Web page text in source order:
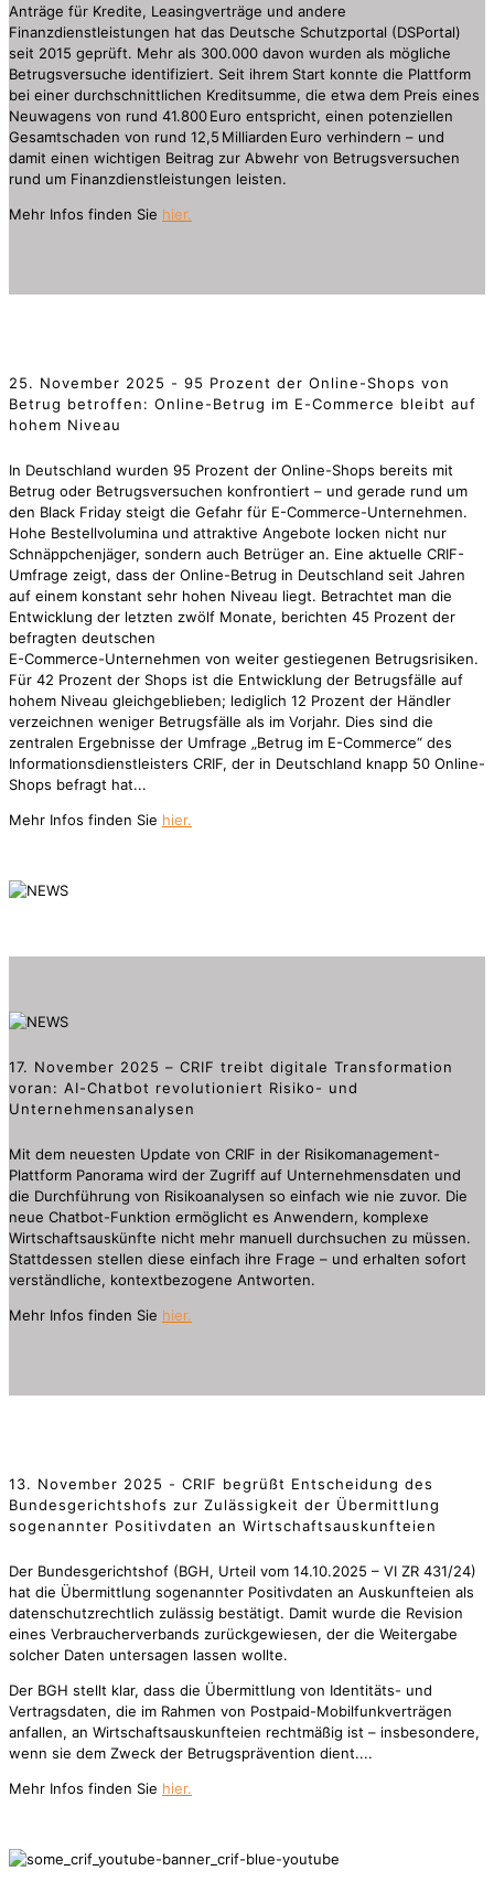
Anträge für Kredite, Leasingverträge und andere
Finanzdienstleistungen hat das Deutsche Schutzportal (DSPortal)
seit 2015 geprüft. Mehr als 300.000 davon wurden als mögliche
Betrugsversuche identifiziert. Seit ihrem Start konnte die Plattform
bei einer durchschnittlichen Kreditsumme, die etwa dem Preis eines
Neuwagens von rund 41.800 Euro entspricht, einen potenziellen
Gesamtschaden von rund 12,5 Milliarden Euro verhindern – und
damit einen wichtigen Beitrag zur Abwehr von Betrugsversuchen
rund um Finanzdienstleistungen leisten.
Mehr Infos finden Sie hier.
25. November 2025 - 95 Prozent der Online-Shops von
Betrug betroffen: Online-Betrug im E-Commerce bleibt auf
hohem Niveau
In Deutschland wurden 95 Prozent der Online-Shops bereits mit
Betrug oder Betrugsversuchen konfrontiert – und gerade rund um
den Black Friday steigt die Gefahr für E-Commerce-Unternehmen.
Hohe Bestellvolumina und attraktive Angebote locken nicht nur
Schnäppchenjäger, sondern auch Betrüger an. Eine aktuelle CRIF-
Umfrage zeigt, dass der Online-Betrug in Deutschland seit Jahren
auf einem konstant sehr hohen Niveau liegt. Betrachtet man die
Entwicklung der letzten zwölf Monate, berichten 45 Prozent der
befragten deutschen
E-Commerce-Unternehmen von weiter gestiegenen Betrugsrisiken.
Für 42 Prozent der Shops ist die Entwicklung der Betrugsfälle auf
hohem Niveau gleichgeblieben; lediglich 12 Prozent der Händler
verzeichnen weniger Betrugsfälle als im Vorjahr. Dies sind die
zentralen Ergebnisse der Umfrage „Betrug im E-Commerce“ des
Informationsdienstleisters CRIF, der in Deutschland knapp 50 Online-
Shops befragt hat...
Mehr Infos finden Sie hier.
17. November 2025 – CRIF treibt digitale Transformation
voran: AI-Chatbot revolutioniert Risiko- und
Unternehmensanalysen
Mit dem neuesten Update von CRIF in der Risikomanagement-
Plattform Panorama wird der Zugriff auf Unternehmensdaten und
die Durchführung von Risikoanalysen so einfach wie nie zuvor. Die
neue Chatbot-Funktion ermöglicht es Anwendern, komplexe
Wirtschaftsauskünfte nicht mehr manuell durchsuchen zu müssen.
Stattdessen stellen diese einfach ihre Frage – und erhalten sofort
verständliche, kontextbezogene Antworten.
Mehr Infos finden Sie hier.
13. November 2025 - CRIF begrüßt Entscheidung des
Bundesgerichtshofs zur Zulässigkeit der Übermittlung
sogenannter Positivdaten an Wirtschaftsauskunfteien
Der Bundesgerichtshof (BGH, Urteil vom 14.10.2025 – VI ZR 431/24)
hat die Übermittlung sogenannter Positivdaten an Auskunfteien als
datenschutzrechtlich zulässig bestätigt. Damit wurde die Revision
eines Verbraucherverbands zurückgewiesen, der die Weitergabe
solcher Daten untersagen lassen wollte.
Der BGH stellt klar, dass die Übermittlung von Identitäts- und
Vertragsdaten, die im Rahmen von Postpaid-Mobilfunkverträgen
anfallen, an Wirtschaftsauskunfteien rechtmäßig ist – insbesondere,
wenn sie dem Zweck der Betrugsprävention dient....
Mehr Infos finden Sie hier.